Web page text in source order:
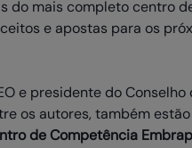
do mais completo centro
e apostas para os
e presidente do Conselho
os autores, também estão
de Competência